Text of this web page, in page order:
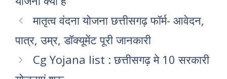
मातृत्व वंदना योजना छत्तीसगढ़ फॉर्म- आवेदन,
पात्र, उम्र, डॉक्यूमेंट पूरी जानकारी
Cg Yojana list : छत्तीसगढ़ मे 10 सरकारी